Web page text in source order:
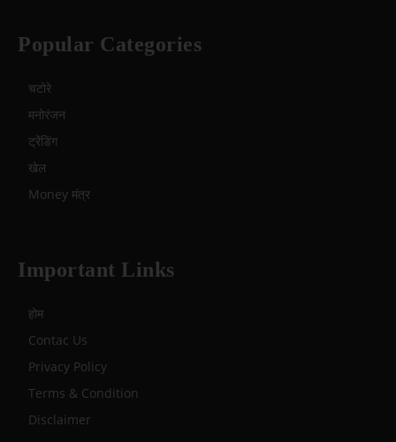
Popular Categories
चटोरे
मनोरंजन
ट्रेंडिंग
खेल
Money मंत्र
Important Links
होम
Contac Us
Privacy Policy
Terms & Condition
Disclaimer